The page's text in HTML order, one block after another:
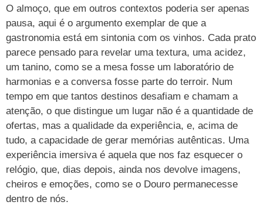
O almoço, que em outros contextos poderia ser apenas
pausa, aqui é o argumento exemplar de que a
gastronomia está em sintonia com os vinhos. Cada prato
parece pensado para revelar uma textura, uma acidez,
um tanino, como se a mesa fosse um laboratório de
harmonias e a conversa fosse parte do terroir. Num
tempo em que tantos destinos desafiam e chamam a
atenção, o que distingue um lugar não é a quantidade de
ofertas, mas a qualidade da experiência, e, acima de
tudo, a capacidade de gerar memórias autênticas. Uma
experiência imersiva é aquela que nos faz esquecer o
relógio, que, dias depois, ainda nos devolve imagens,
cheiros e emoções, como se o Douro permanecesse
dentro de nós.